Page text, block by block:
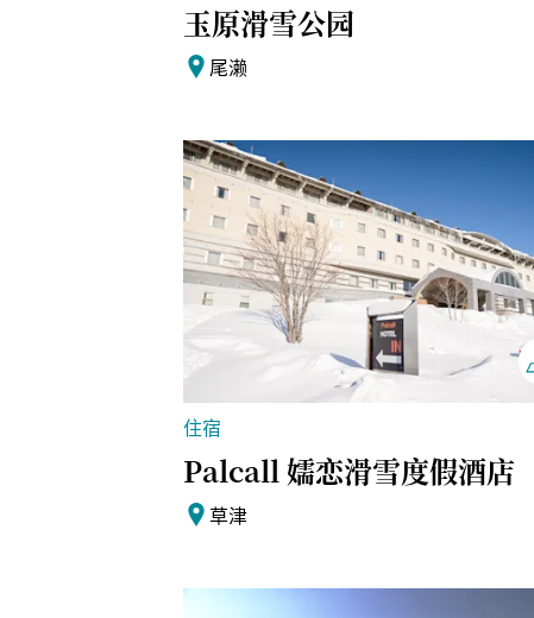
玉原滑雪公园
尾濑
住宿
Palcall 嬬恋滑雪度假酒店
草津